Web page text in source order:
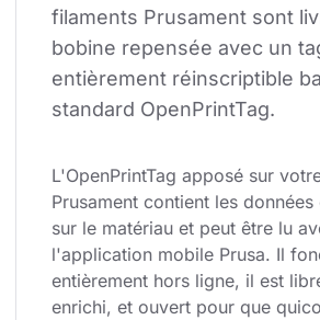
filaments Prusament sont
bobine repensée avec un
entièrement réinscriptible
standard OpenPrintTag.
L'OpenPrintTag apposé sur
Prusament contient les données
sur le matériau et peut être lu
l'application mobile Prusa. Il
entièrement hors ligne, il est
enrichi, et ouvert pour que